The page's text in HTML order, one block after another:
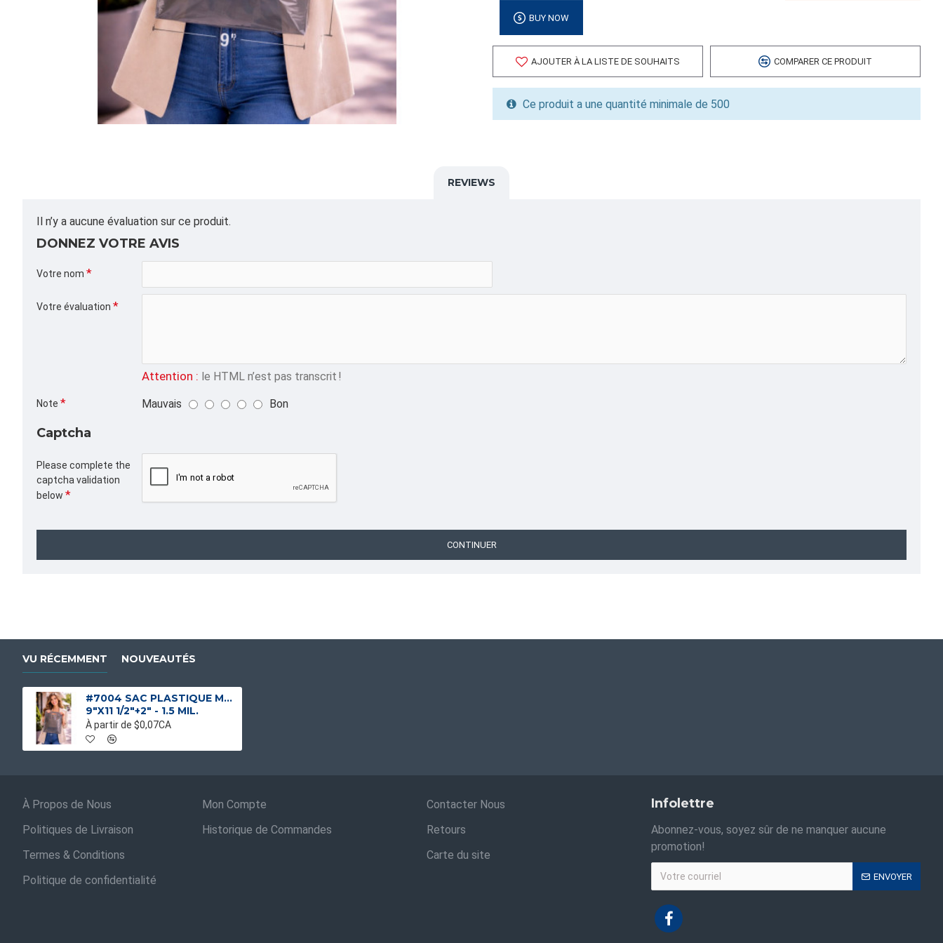
FORMAT DE PALETTE
Quantité par palette: 30000.00
Dimension/pallet: 48X40X36
ALPHA
PLASTIQUE,MAGASINAGE,SPEMAG,
BUY NOW
AJOUTER À LA LISTE DE SOUHAITS COMPARER CE PRODUIT
Ce produit a une quantité minimale de 500
REVIEWS
Il n’y a aucune évaluation sur ce produit.
DONNEZ VOTRE AVIS
Votre nom
Votre évaluation
Attention : le HTML n’est pas transcrit !
Note Mauvais Bon
Captcha
Please complete the
captcha validation
below
CONTINUER
VU RÉCEMMENT NOUVEAUTÉS
#7004 SAC PLASTIQUE MAGASINAGE OMBRE
9"X11 1/2"+2" - 1.5 MIL.
À partir de $0,07CA
À Propos de Nous
Politiques de Livraison
Termes & Conditions
Politique de confidentialité
Mon Compte
Historique de Commandes
Contacter Nous
Retours
Carte du site
Infolettre
Abonnez-vous, soyez sûr de ne manquer aucune
promotion!
ENVOYER